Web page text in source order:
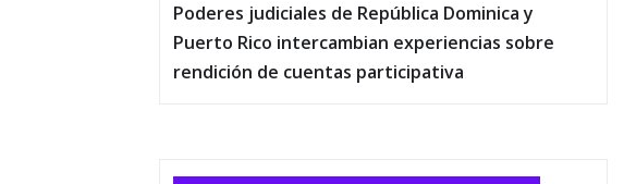
Poderes judiciales de República Dominica y
Puerto Rico intercambian experiencias sobre
rendición de cuentas participativa